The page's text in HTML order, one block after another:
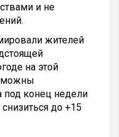
и не
жителей
на этой
под конец недели
до +15